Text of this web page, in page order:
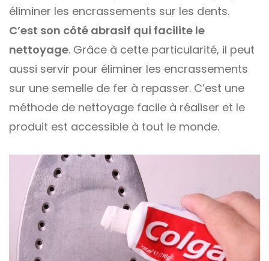
éliminer les encrassements sur les dents.
C’est son côté abrasif qui facilite le
nettoyage. Grâce à cette particularité, il peut
aussi servir pour éliminer les encrassements
sur une semelle de fer à repasser. C’est une
méthode de nettoyage facile à réaliser et le
produit est accessible à tout le monde.